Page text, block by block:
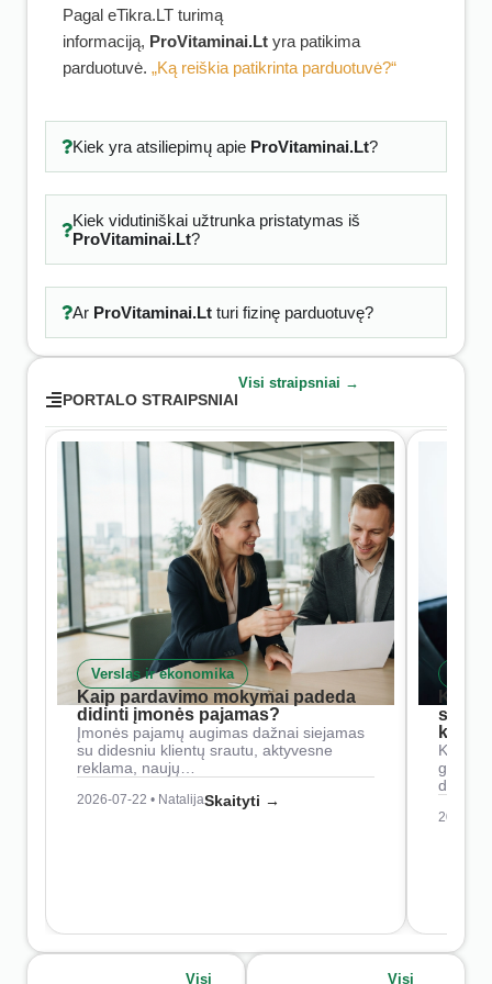
Pagal eTikra.LT turimą
informaciją, ProVitaminai.Lt yra patikima
parduotuvė. „Ką reiškia patikrinta parduotuvė?“
Kiek yra atsiliepimų apie ProVitaminai.Lt?
Kiek vidutiniškai užtrunka pristatymas iš
ProVitaminai.Lt?
Ar ProVitaminai.Ltturi fizinę parduotuvę?
PORTALO STRAIPSNIAI
Visi straipsniai →
Verslas ir ekonomika
Kaip pardavimo mokymai padeda
didinti įmonės pajamas?
Įmonės pajamų augimas dažnai siejamas
su didesniu klientų srautu, aktyvesne
reklama, naujų…
2026-07-22 • NatalijaSkaityti →
Kaip
2026-
Visi
Visi